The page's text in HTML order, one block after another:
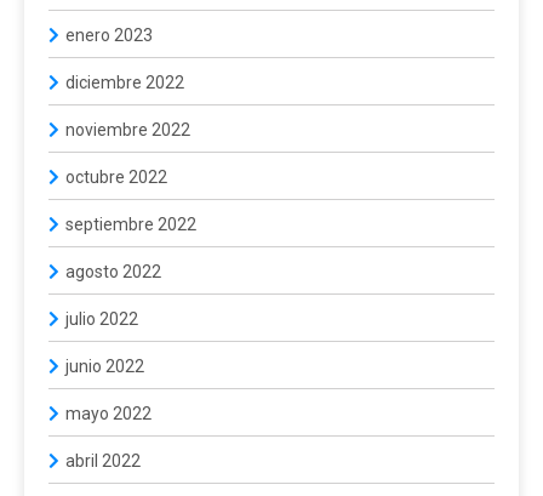
enero 2023
diciembre 2022
noviembre 2022
octubre 2022
septiembre 2022
agosto 2022
julio 2022
junio 2022
mayo 2022
abril 2022